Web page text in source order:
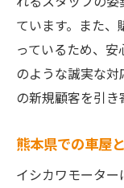
ています。また
っているため、
のような誠実な
の新規顧客を引き
熊本県での車屋
イシカワモータ